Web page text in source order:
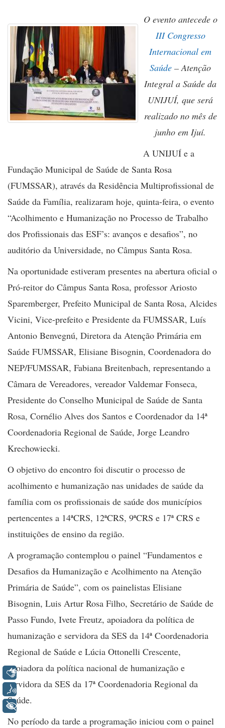
O evento antecede o
III Congresso
Internacional em
Saúde – Atenção
Integral a Saúde da
UNIJUÍ, que será
realizado no mês de
junho em Ijuí.
A UNIJUÍ e a
Fundação Municipal de Saúde de Santa Rosa
(FUMSSAR), através da Residência Multiprofissional de
Saúde da Família, realizaram hoje, quinta-feira, o evento
“Acolhimento e Humanização no Processo de Trabalho
dos Profissionais das ESF’s: avanços e desafios”, no
auditório da Universidade, no Câmpus Santa Rosa.
Na oportunidade estiveram presentes na abertura oficial o
Pró-reitor do Câmpus Santa Rosa, professor Ariosto
Sparemberger, Prefeito Municipal de Santa Rosa, Alcides
Vicini, Vice-prefeito e Presidente da FUMSSAR, Luís
Antonio Benvegnú, Diretora da Atenção Primária em
Saúde FUMSSAR, Elisiane Bisognin, Coordenadora do
NEP/FUMSSAR, Fabiana Breitenbach, representando a
Câmara de Vereadores, vereador Valdemar Fonseca,
Presidente do Conselho Municipal de Saúde de Santa
Rosa, Cornélio Alves dos Santos e Coordenador da 14ª
Coordenadoria Regional de Saúde, Jorge Leandro
Krechowiecki.
O objetivo do encontro foi discutir o processo de
acolhimento e humanização nas unidades de saúde da
família com os profissionais de saúde dos municípios
pertencentes a 14ªCRS, 12ªCRS, 9ªCRS e 17ª CRS e
instituições de ensino da região.
A programação contemplou o painel “Fundamentos e
Desafios da Humanização e Acolhimento na Atenção
Primária de Saúde”, com os painelistas Elisiane
Bisognin, Luis Artur Rosa Filho, Secretário de Saúde de
Passo Fundo, Ivete Freutz, apoiadora da política de
humanização e servidora da SES da 14ª Coordenadoria
Regional de Saúde e Lúcia Ottonelli Crescente,
apoiadora da política nacional de humanização e
servidora da SES da 17ª Coordenadoria Regional da
Saúde.
No período da tarde a programação iniciou com o painel
Libras
Voz
+ Acessibilidade